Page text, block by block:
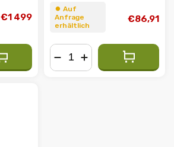
€1 499
⏺︎ Auf
Anfrage
erhältlich
€86,91